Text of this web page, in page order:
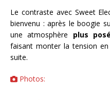
Le contraste avec Sweet
bienvenu : après le boogie
une atmosphère plus
faisant monter la tension
suite.
Photos: